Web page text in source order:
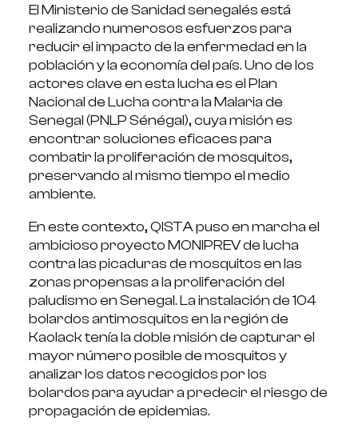
El Ministerio de Sanidad senegalés está
realizando numerosos esfuerzos para
reducir el impacto de la enfermedad en la
población y la economía del país. Uno de los
actores clave en esta lucha es el Plan
Nacional de Lucha contra la Malaria de
Senegal (PNLP Sénégal), cuya misión es
encontrar soluciones eficaces para
combatir la proliferación de mosquitos,
preservando al mismo tiempo el medio
ambiente.
En este contexto, QISTA puso en marcha el
ambicioso proyecto MONIPREV de lucha
contra las picaduras de mosquitos en las
zonas propensas a la proliferación del
paludismo en Senegal. La instalación de 104
bolardos antimosquitos en la región de
Kaolack tenía la doble misión de capturar el
mayor número posible de mosquitos y
analizar los datos recogidos por los
bolardos para ayudar a predecir el riesgo de
propagación de epidemias.